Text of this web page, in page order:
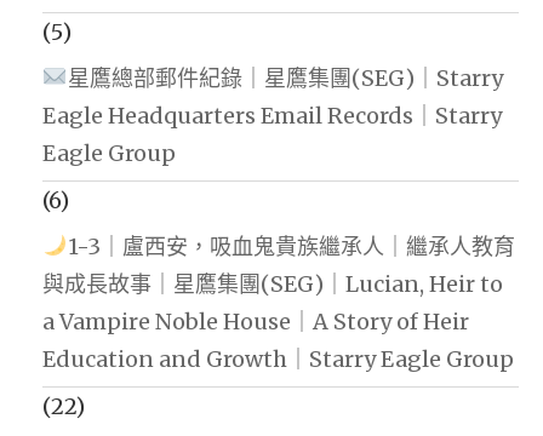
(5)
星鷹總部郵件紀錄｜星鷹集團(SEG)｜Starry
Eagle Headquarters Email Records｜Starry
Eagle Group
(6)
1-3｜盧西安，吸血鬼貴族繼承人｜繼承人教育
與成長故事｜星鷹集團(SEG)｜Lucian, Heir to
a Vampire Noble House｜A Story of Heir
Education and Growth｜Starry Eagle Group
(22)